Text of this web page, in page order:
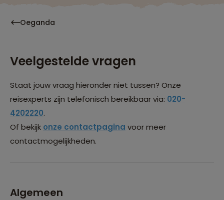
Oeganda
Veelgestelde vragen
Staat jouw vraag hieronder niet tussen? Onze
reisexperts zijn telefonisch bereikbaar via: 020-
4202220.
Of bekijk onze contactpagina voor meer
contactmogelijkheden.
Algemeen